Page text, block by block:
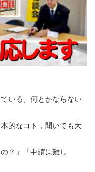
いる。何とかならない
的なコト，聞いても大
？」「申請は難し